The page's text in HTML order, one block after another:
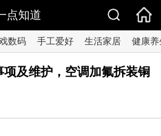
点知道
数码 手工爱好 生活家居 健康养
及维护，空调加氟拆装铜